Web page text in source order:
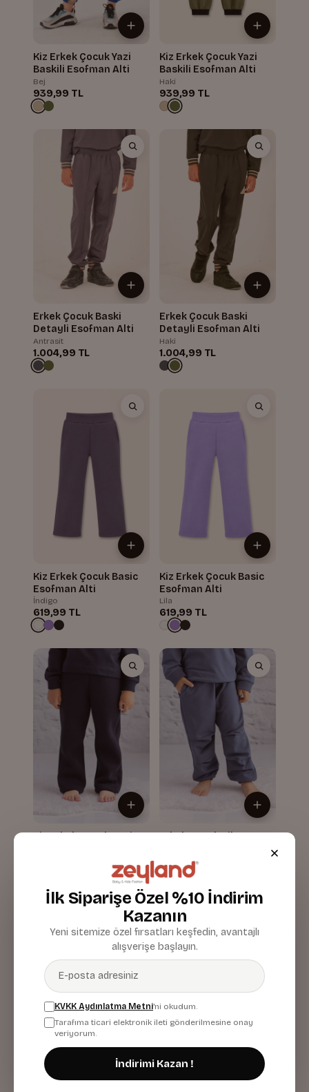
Kiz Erkek Çocuk Yazi
Baskili Esofman Alti
Bej
939,99 TL
Kiz Erkek Çocuk Yazi
Baskili Esofman Alti
Haki
939,99 TL
Erkek Çocuk Baski
Detayli Esofman Alti
Antrasit
1.004,99 TL
Erkek Çocuk Baski
Detayli Esofman Alti
Haki
1.004,99 TL
Kiz Erkek Çocuk Basic
Esofman Alti
İndigo
619,99 TL
Kiz Erkek Çocuk Basic
Esofman Alti
Lila
619,99 TL
Kiz Erkek Çocuk Basic
Erkek Çocuk Pile
769,99 TL
İlk Siparişe Özel %10 İndirim
Kazanın
Yeni sitemize özel fırsatları keşfedin, avantajlı
alışverişe başlayın.
KVKK Aydınlatma Metni'ni okudum.
Tarafıma ticari elektronik ileti gönderilmesine onay
veriyorum.
İndirimi Kazan !